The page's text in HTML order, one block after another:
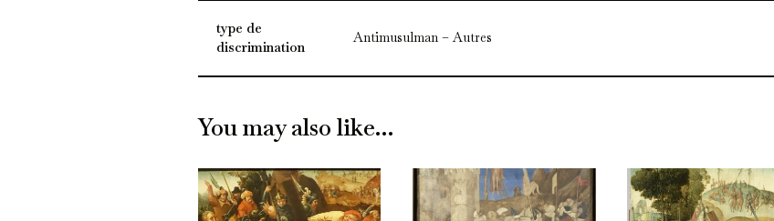
type de
discrimination
Antimusulman – Autres
You may also like…